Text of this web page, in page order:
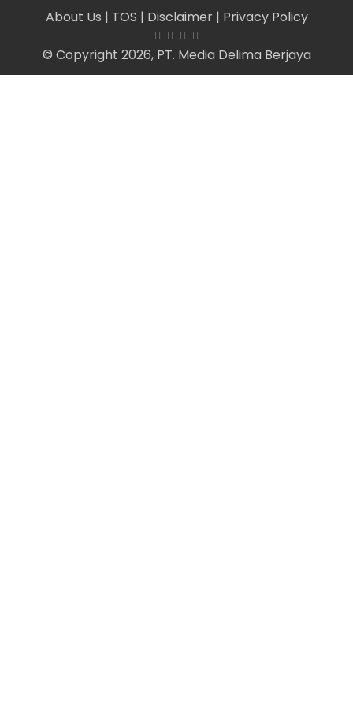
About Us | TOS | Disclaimer | Privacy Policy
© Copyright 2026, PT. Media Delima Berjaya